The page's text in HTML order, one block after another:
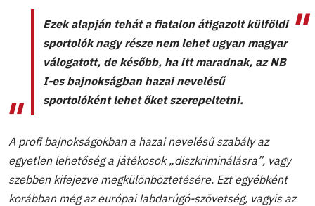
Ezek alapján tehát a fiatalon átigazolt külföldi
sportolók nagy része nem lehet ugyan magyar
válogatott, de később, ha itt maradnak, az NB
I-es bajnokságban hazai nevelésű
sportolóként lehet őket szerepeltetni.
A profi bajnokságokban a hazai nevelésű szabály az
egyetlen lehetőség a játékosok „diszkriminálásra”, vagy
szebben kifejezve megkülönböztetésére. Ezt egyébként
korábban még az európai labdarúgó-szövetség, vagyis az